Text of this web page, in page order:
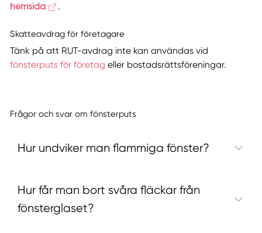
hemsida
.
Skatteavdrag för företagare
Tänk på att RUT-avdrag intekan användas vid
fönsterputs för företag eller bostadsrättsföreningar.
Frågor och svar om fönsterputs
Hur undviker man flammiga fönster?
Hur får man bort svåra fläckar från
fönsterglaset?